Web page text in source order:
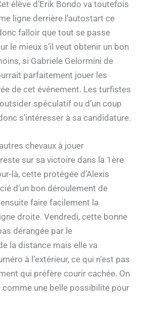
élève d’Erik Bondo va toutefois
ligne derrière l’autostart ce
falloir que tout se passe
le mieux s’il veut obtenir un bon
si Gabriele Gelormini de
parfaitement jouer les
de cet événement. Les turfistes
spéculatif ou d’un coup
s’intéresser à sa candidature.
chevaux à jouer
reste sur sa victoire dans la 1ère
là, cette protégée d’Alexis
d’un bon déroulement de
faire facilement la
droite. Vendredi, cette bonne
dérangée par le
la distance mais elle va
à l’extérieur, ce qui n’est pas
qui préfère courir cachée. On
comme une belle possibilité pour